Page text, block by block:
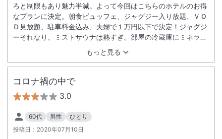
もっと見る
ろと制限もあり魅力半減。よって今回はこちらのホテルのお得
なプランに決定。朝食ビュッフェ、ジャグジー入り放題、ＶＯ
Ｄ見放題、駐車料金込み、夫婦で１万円以下で決定！ジャグジ
ーそれなり。ミストサウナは熱すぎ。部屋の冷蔵庫にミネラル
ウォーター？ＶＯＤ見放題じゃない様な？プラン間違われたか
も。バスルーム壁備え付けドライヤーは今どき論外。東食は種
類は豊富でどれも美味しい。海鮮系はほぼなし。でも何かにつ
け芋とカボチャの具が多いよね。チェックアウト後、車を野外
尋常じゃない量と範囲の大惨事に涙。
コロナ禍の中で
3.0
60代 男性
ひとり
投稿日： 2020年07月10日